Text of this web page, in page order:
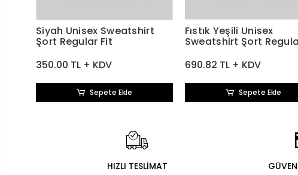
Siyah Unisex Sweatshirt
Şort Regular Fit
350.00 TL + KDV
Sepete Ekle
Fıstık Yeşili Unisex
Sweatshirt Şort
690.82 TL + KDV
Sepete Ekle
HIZLI TESLİMAT